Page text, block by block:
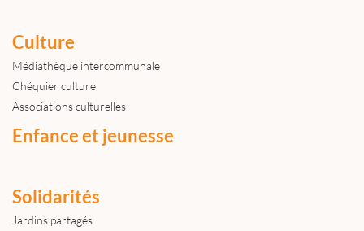
Culture
Médiathèque intercommunale
Chéquier culturel
Associations culturelles
Enfance et jeunesse
Solidarités
Jardins partagés